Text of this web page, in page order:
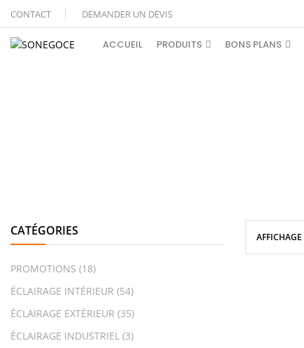
CONTACT DEMANDER UN DEVIS
ACCUEIL PRODUITS BONS PLANS
CATÉGORIES
PROMOTIONS (18)
ÉCLAIRAGE INTÉRIEUR (54)
ÉCLAIRAGE EXTÉRIEUR (35)
ÉCLAIRAGE INDUSTRIEL (3)
AFFICHAGE